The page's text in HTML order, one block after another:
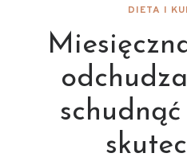
DIETA I